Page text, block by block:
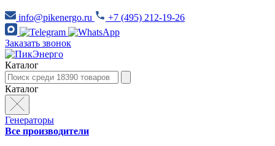
info@pikenergo.ru +7 (495) 212-19-26
Заказать звонок
Каталог
Каталог
Генераторы
Все производители